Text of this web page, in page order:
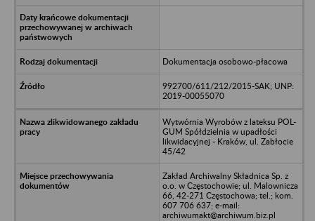
Dokumentacja osobowo-płacowa
992700/611/212/2015-SAK; UNP:
2019-00055070
Wytwórnia Wyrobów z lateksu POL-
GUM Spółdzielnia w upadłości
likwidacyjnej - Kraków, ul. Zabłocie
45/42
Zakład Archiwalny Składnica Sp. z
o.o. w Częstochowie; ul. Malownicza
66, 42-271 Częstochowa; tel.; kom.
607 706 637; e-mail:
archiwumakt@archiwum.biz.pl